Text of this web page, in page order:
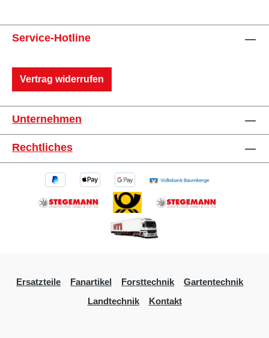
Service-Hotline
Vertrag widerrufen
Unternehmen
Rechtliches
Ersatzteile Fanartikel Forsttechnik
Gartentechnik
Landtechnik
Kontakt